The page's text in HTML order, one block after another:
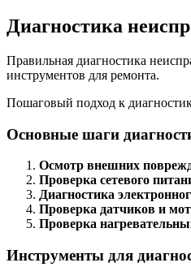
Диагностика
Правильная диагностика
инструментов для ремонта.
Пошаговый подход к
Основные шаги
Осмотр внешних
Проверка сетевого
Диагностика
Проверка датчиков и
Проверка
Инструменты для